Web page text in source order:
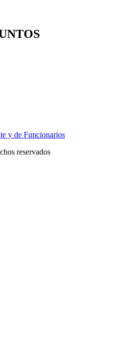
y de Funcionarios
reservados